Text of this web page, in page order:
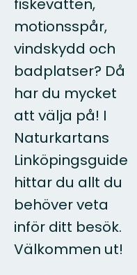
fiskevatten,
motionsspår,
vindskydd och
badplatser? Då
har du mycket
att välja på! I
Naturkartans
Linköpingsguide
hittar du allt du
behöver veta
inför ditt besök.
Välkommen ut!